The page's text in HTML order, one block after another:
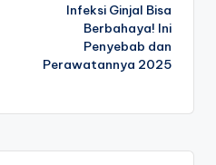
Infeksi Ginjal Bisa
Berbahaya! Ini
Penyebab dan
Perawatannya 2025